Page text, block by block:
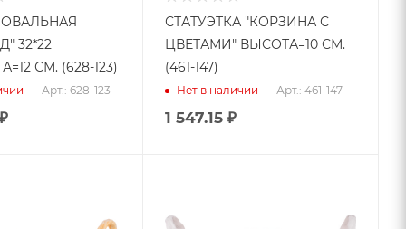
32*22
СМ. (628-123)
Арт.: 628-123
СТАТУЭТКА "КОРЗИНА С
ЦВЕТАМИ" ВЫСОТА=10 СМ.
(461-147)
Нет в наличии Арт.: 461-147
1 547.15 ₽